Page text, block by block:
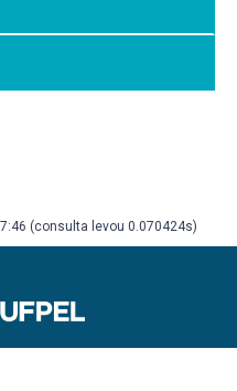
(consulta levou 0.070424s)